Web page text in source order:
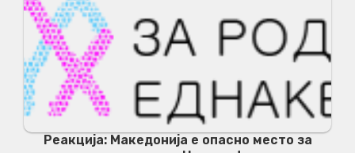
Реакција: Македонија е опасно место за